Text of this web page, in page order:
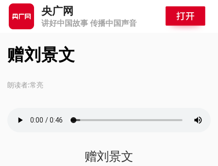
央广网
讲好中国故事 传播中国声音
赠刘景文
朗读者:常亮
赠刘景文